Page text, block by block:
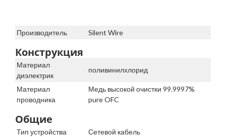
Производитель Silent Wire
Конструкция
Материал
диэлектрик
поливинилхлорид
Материал
проводника
Медь высокой очистки 99.9997%
pure OFC
Общие
Тип устройства
Сетевой кабель